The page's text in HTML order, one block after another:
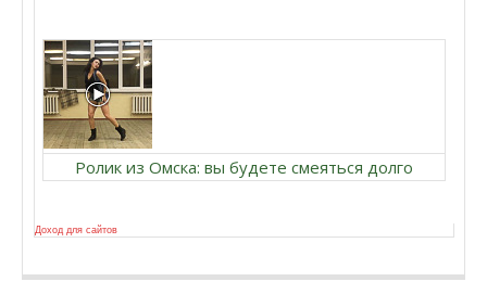
Ролик из Омска: вы будете смеяться долго
Доход для сайтов